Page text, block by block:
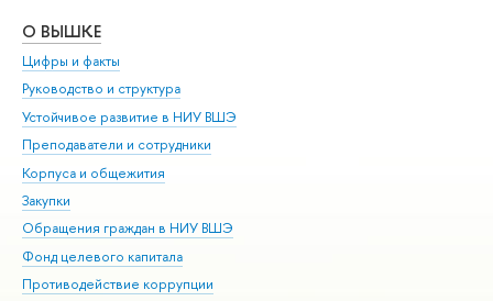
О ВЫШКЕ
Цифры и факты
Руководство и структура
Устойчивое развитие в НИУ ВШЭ
Преподаватели и сотрудники
Корпуса и общежития
Закупки
Обращения граждан в НИУ ВШЭ
Фонд целевого капитала
Противодействие коррупции